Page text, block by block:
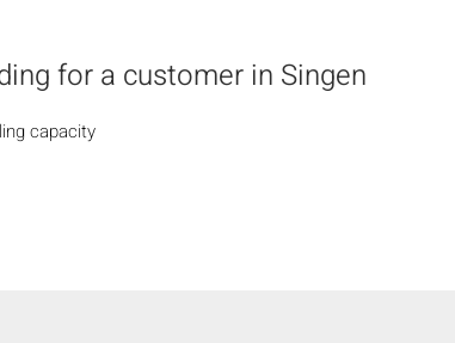
for a customer in Singen
capacity